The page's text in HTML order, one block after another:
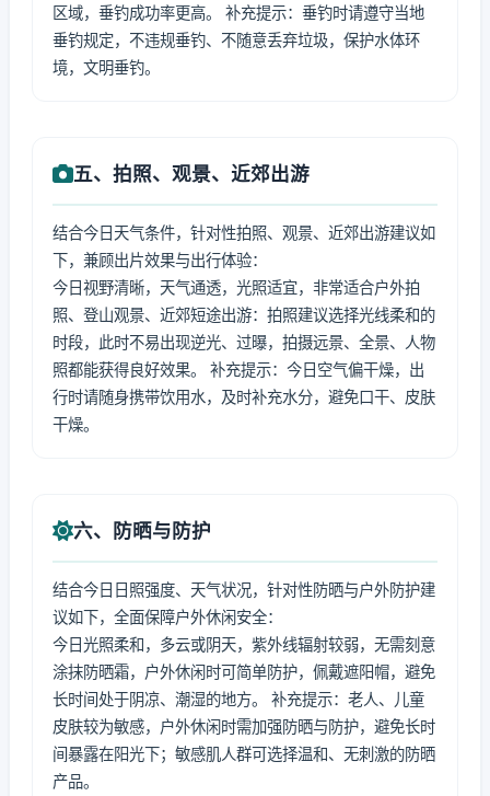
区域，垂钓成功率更高。 补充提示：垂钓时请遵守当地
垂钓规定，不违规垂钓、不随意丢弃垃圾，保护水体环
境，文明垂钓。
五、拍照、观景、近郊出游
结合今日天气条件，针对性拍照、观景、近郊出游建议如
下，兼顾出片效果与出行体验：
今日视野清晰，天气通透，光照适宜，非常适合户外拍
照、登山观景、近郊短途出游：拍照建议选择光线柔和的
时段，此时不易出现逆光、过曝，拍摄远景、全景、人物
照都能获得良好效果。 补充提示：今日空气偏干燥，出
行时请随身携带饮用水，及时补充水分，避免口干、皮肤
干燥。
六、防晒与防护
结合今日日照强度、天气状况，针对性防晒与户外防护建
议如下，全面保障户外休闲安全：
今日光照柔和，多云或阴天，紫外线辐射较弱，无需刻意
涂抹防晒霜，户外休闲时可简单防护，佩戴遮阳帽，避免
长时间处于阴凉、潮湿的地方。 补充提示：老人、儿童
皮肤较为敏感，户外休闲时需加强防晒与防护，避免长时
间暴露在阳光下；敏感肌人群可选择温和、无刺激的防晒
产品。